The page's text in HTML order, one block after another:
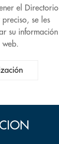
el Directorio
se les
su información
web.